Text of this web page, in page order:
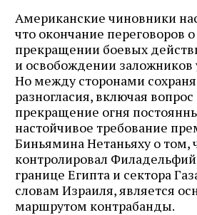
Американские чиновники
что окончание переговоров
прекращении боевых
и освобождении заложников
Но между сторонами
разногласия, включая
прекращение огня
настойчивое требование
Биньямина Нетаньяху о том,
контролировал
границе Египта и сектора
словам Израиля, является
маршрутом контрабанды.